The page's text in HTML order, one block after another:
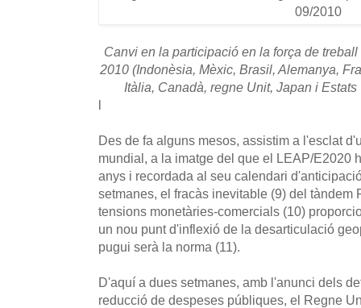
Canvi en la participació en la força de
2010 (Indonèsia, Mèxic, Brasil, Alemanya,
Itàlia, Canadà, regne Unit, Japan i
l
Des de fa alguns mesos, assistim a l'esclat
mundial, a la imatge del que el LEAP/E2020
anys i recordada al seu calendari
setmanes, el fracàs inevitable (9) del tàndem
tensions monetàries-comercials (10)
un nou punt d'inflexió de la desarticulació
pugui serà la norma (11).
D'aquí a dues setmanes, amb l'anunci dels
reducció de despeses públiques, el Regne